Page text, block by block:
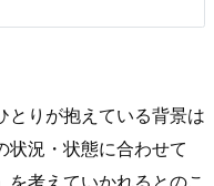
とりが抱えている背景は
状況・状態に合わせて